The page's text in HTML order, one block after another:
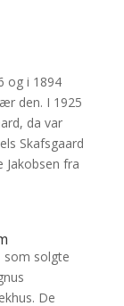
og i 1894
den. I 1925
da var
Skafsgaard
fra
som solgte
De